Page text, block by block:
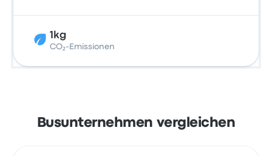
1kg
CO₂-Emissionen
Busunternehmen vergleichen